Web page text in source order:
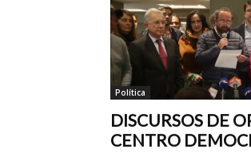
Política
DISCURSOS DE
CENTRO